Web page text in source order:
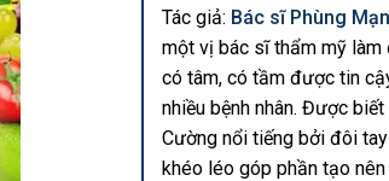
Tác giả: Bác sĩ Phùng
một vị bác sĩ thẩm mỹ làm
có tâm, có tầm được tin
nhiều bệnh nhân. Được
Cường nổi tiếng bởi đôi
khéo léo góp phần tạo